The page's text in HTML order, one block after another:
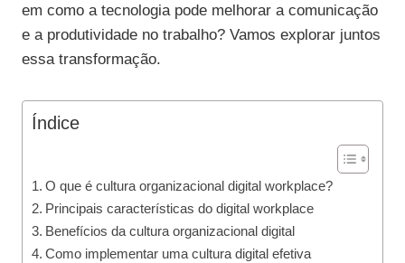
em como a tecnologia pode melhorar a comunicação
e a produtividade no trabalho? Vamos explorar juntos
essa transformação.
Índice
O que é cultura organizacional digital workplace?
Principais características do digital workplace
Benefícios da cultura organizacional digital
Como implementar uma cultura digital efetiva